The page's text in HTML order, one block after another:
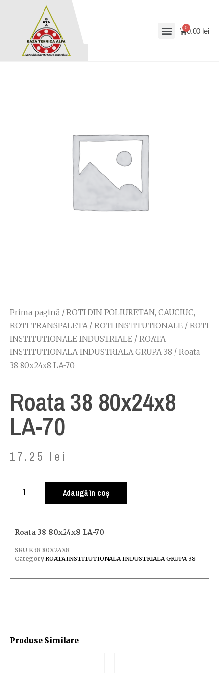
0.00 lei
Prima pagină / ROTI DIN POLIURETAN, CAUCIUC,
ROTI TRANSPALETA/ ROTI INSTITUTIONALE / ROTI
INSTITUTIONALE INDUSTRIALE / ROATA
INSTITUTIONALA INDUSTRIALA GRUPA 38 / Roata
38 80x24x8 LA-70
Roata 38 80x24x8
LA-70
17.25 lei
Adaugă în coș
Produse Similare
Roata 38 80x24x8 LA-70
SKU K38 80X24X8
Category ROATA INSTITUTIONALA INDUSTRIALA GRUPA 38